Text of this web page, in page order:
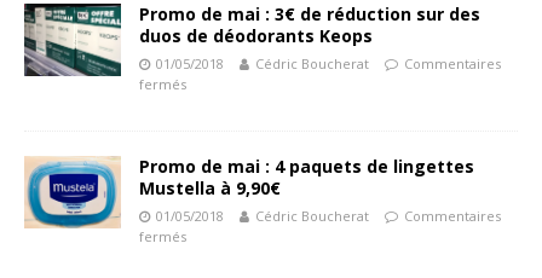
Promo de mai : 3€ de réduction sur des
duos de déodorants Keops
01/05/2018 Cédric Boucherat
Commentaires
fermés
Promo de mai : 4 paquets de lingettes
Mustella à 9,90€
01/05/2018 Cédric Boucherat
Commentaires
fermés